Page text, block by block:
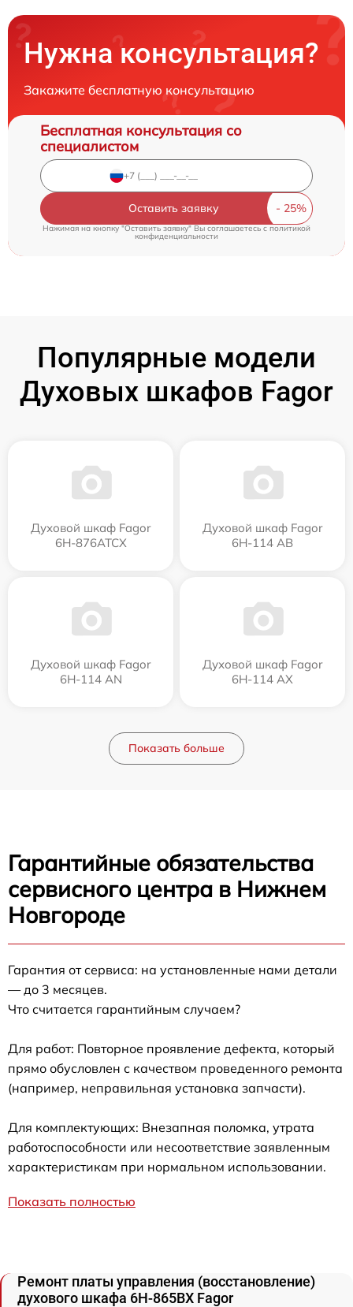
Нужна консультация?
Закажите бесплатную консультацию
Бесплатная консультация со
специалистом
Оставить заявку
Нажимая на кнопку "Оставить заявку" Вы соглашаетесь cполитикой
конфиденциальности
Популярные модели
Духовых шкафов Fagor
Духовой шкаф Fagor
6H-876ATCX
Духовой шкаф Fagor
6H-114 AB
Духовой шкаф Fagor
6H-114 AN
Духовой шкаф Fagor
6H-114 AX
Показать больше
Гарантийные обязательства
сервисного центра в Нижнем
Новгороде
Гарантия от сервиса: на установленные нами детали
— до 3 месяцев.
Что считается гарантийным случаем?
Для работ: Повторное проявление дефекта, который
прямо обусловлен с качеством проведенного ремонта
(например, неправильная установка запчасти).
Для комплектующих: Внезапная поломка, утрата
работоспособности или несоответствие заявленным
характеристикам при нормальном использовании.
Показать полностью
Ремонт платы управления (восстановление)
духового шкафа 6H-865BX Fagor